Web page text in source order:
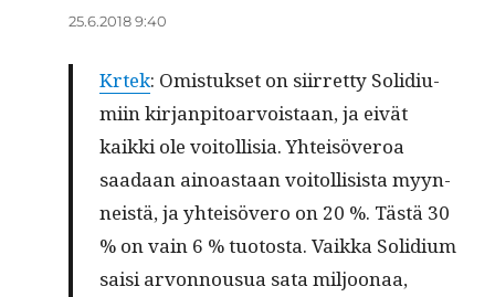
25.6.2018 9:40
Krtek: Omis­tuk­set on siir­ret­ty Solid­i­u­
mi­in kir­jan­pitoar­vois­taan, ja eivät
kaik­ki ole voitol­lisia. Yhteisöveroa
saadaan ain­oas­taan voitol­li­sista myyn­
neistä, ja yhteisövero on 20 %. Tästä 30
% on vain 6 % tuo­to­s­ta. Vaik­ka Solid­i­um
saisi arvon­nousua sata miljoon­aa,